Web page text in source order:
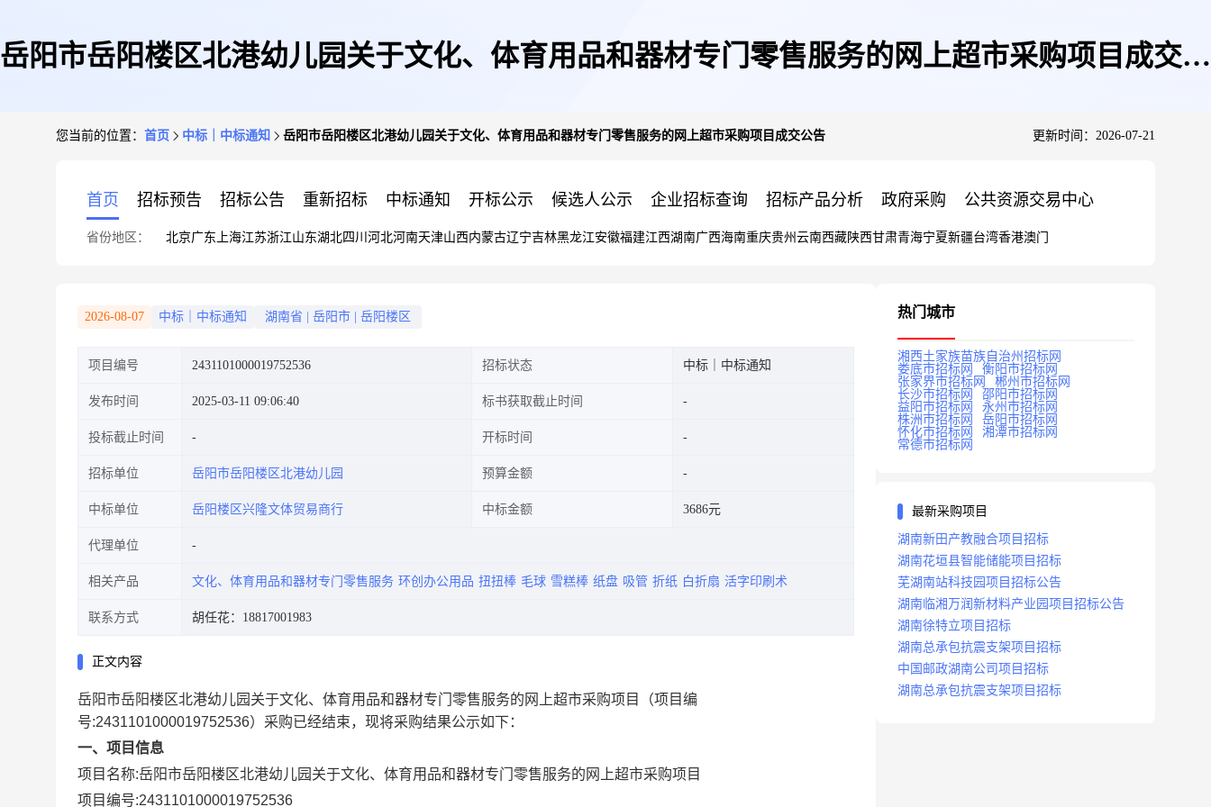
岳阳市岳阳楼区北港幼儿园关于文化、体育用品和器材专门零售服务的网上超市采购项目成交公
您当前的位置： 首页 中标｜中标通知 岳阳市岳阳楼区北港幼儿园关于文化、体育用品和器材专门零售服务的网上超市采购项目成交公告 更新时间：2026-07-21
首页 招标预告 招标公告 重新招标 中标通知 开标公示 候选人公示 企业招标查询 招标产品分析 政府采购 公共资源交易中心
省份地区： 北京广东 上海江苏浙江山东湖北四川 河北河南天津山西内蒙古辽宁吉林黑龙江安徽福建江西湖南广西海南重庆贵州 云南西藏陕西甘肃青海宁夏新疆台湾香港澳门
2026-08-07 中标｜中标通知 湖南省 岳阳市 岳阳楼区
项目编号 2431101000019752536 招标状态 中标｜中标通知
发布时间 2025-03-11 09:06:40 标书获取截止时间
投标截止时间 开标时间
招标单位 岳阳市岳阳楼区北港幼儿园 预算金额
中标单位 岳阳楼区兴隆文体贸易商行 中标金额 3686元
代理单位
相关产品 文化、体育用品和器材专门零售服务 环创办公用品 扭扭棒 毛球 雪糕棒 纸盘 吸管 折纸 白折扇 活字印刷术
联系方式 胡任花：18817001983
正文内容
岳阳市岳阳楼区北港幼儿园关于文化、体育用品和器材专门零售服务的网上超市采购项目
（项目编
号:2431101000019752536）采购已经结束，现将采购结果公示如下：
一、项目信息
项目名称:岳阳市岳阳楼区北港幼儿园关于文化、体育用品和器材专门零售服务的网上超市采购项目
项目编号:2431101000019752536
热门城市
湘西土家族苗族自治州招标网
娄底市招标网
衡阳市招标网
张家界市招标网
郴州市招标网
长沙市招标网
邵阳市招标网
益阳市招标网
永州市招标网
株洲市招标网
岳阳市招标网
怀化市招标网
湘潭市招标网
常德市招标网
最新采购项目
湖南新田产教融合项目招标
湖南花垣县智能储能项目招标
芜湖南站科技园项目招标公告
湖南临湘万润新材料产业园项目招标公告
湖南徐特立项目招标
湖南总承包抗震支架项目招标
中国邮政湖南公司项目招标
湖南总承包抗震支架项目招标